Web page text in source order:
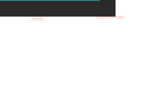
Címkék Bejelentkezés